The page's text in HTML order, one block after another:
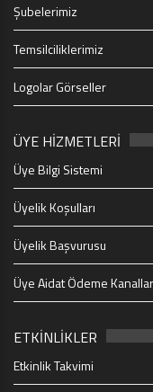
Şubelerimiz
Temsilciliklerimiz
Logolar Görseller
ÜYE HİZMETLERİ
Üye Bilgi Sistemi
Üyelik Koşulları
Üyelik Başvurusu
Üye Aidat Ödeme
ETKİNLİKLER
Etkinlik Takvimi